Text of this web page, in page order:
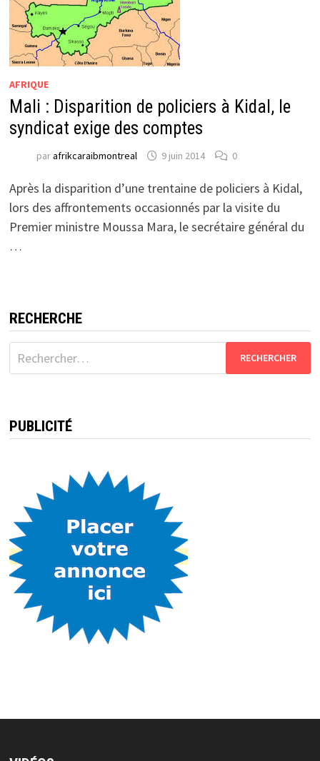
AFRIQUE
Mali : Disparition de policiers à Kidal, le
syndicat exige des comptes
parafrikcaraibmontreal 9 juin 2014 0
Après la disparition d’une trentaine de policiers à Kidal,
lors des affrontements occasionnés par la visite du
Premier ministre Moussa Mara, le secrétaire général du
…
RECHERCHE
Rechercher :
PUBLICITÉ